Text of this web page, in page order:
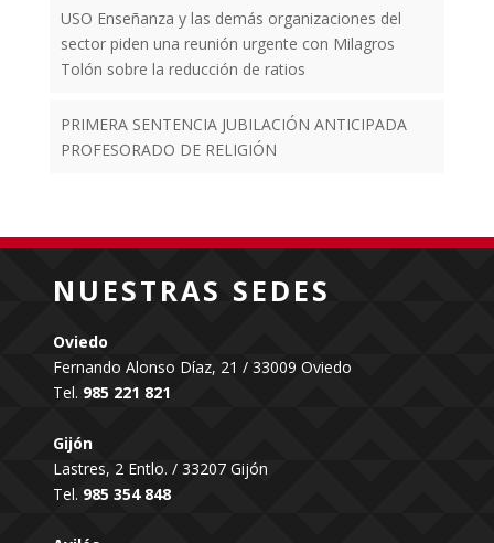
USO Enseñanza y las demás organizaciones del
sector piden una reunión urgente con Milagros
Tolón sobre la reducción de ratios
PRIMERA SENTENCIA JUBILACIÓN ANTICIPADA
PROFESORADO DE RELIGIÓN
NUESTRAS SEDES
Oviedo
Fernando Alonso Díaz, 21 / 33009 Oviedo
Tel. 985 221 821
Gijón
Lastres, 2 Entlo. / 33207 Gijón
Tel. 985 354 848